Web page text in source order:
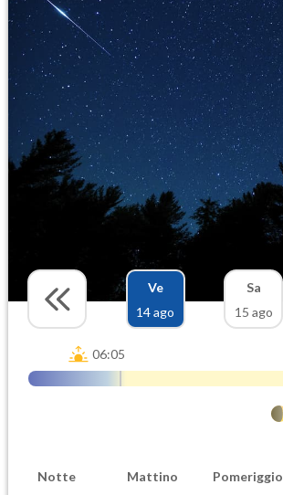
Ve
14 ago
Sa
15 ago
06:05
Notte Mattino Pomeriggio